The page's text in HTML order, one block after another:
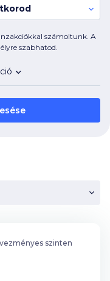
számoltunk. A
szabhatod.
szinten